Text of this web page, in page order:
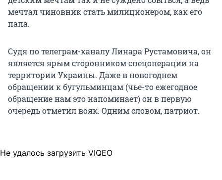
мечтал чиновник стать милиционером, как его
папа.
Судя по телеграм-каналу Линара Рустамовича, он
является ярым сторонником спецоперации на
территории Украины. Даже в новогоднем
обращении к бугульминцам (чье-то ежегодное
обращение нам это напоминает) он в первую
очередь отметил вояк. Одним словом, патриот.
Не удалось загрузить VIQEO